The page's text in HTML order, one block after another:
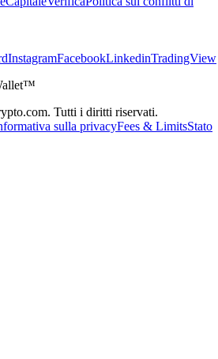
InstagramFacebookLinkedinTradingView
Tutti i diritti riservati.
sulla privacyFees & LimitsStato